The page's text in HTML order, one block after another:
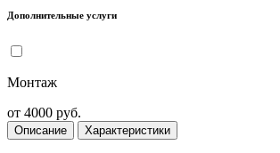
Дополнительные услуги
Монтаж
от 4000 руб.
Описание Характеристики